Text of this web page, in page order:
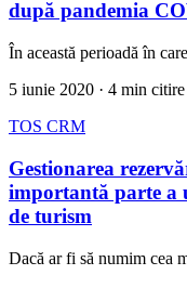
după pandemia
În această perioadă în
5 iunie 2020 · 4 min citire
TOS CRM
Gestionarea
importantă parte a
de turism
Dacă ar fi să numim cea